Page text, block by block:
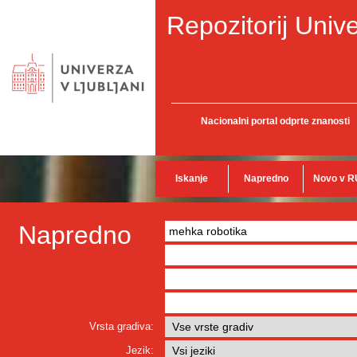
Repozitorij
Nacionalni portal odprte znanosti
Iskanje Napredno Novo v
Napredno
Vrsta gradiva:
Jezik: